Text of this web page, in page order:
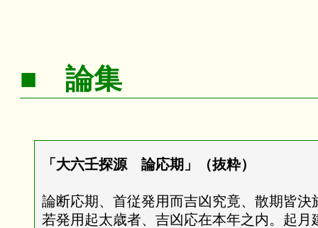
■ 論集
「大六壬探源 論応期」（抜粋）
論断応期、首従発用而吉凶究竟、散期皆決
若発用起太歳者、吉凶応在本年之内。起月